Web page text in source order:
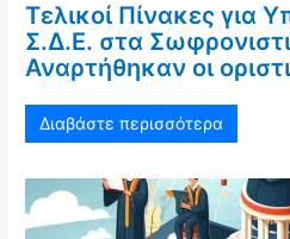
Τελικοί Πίνακες για
Σ.Δ.Ε. στα
Αναρτήθηκαν οι
Διαβάστε περισσότερα